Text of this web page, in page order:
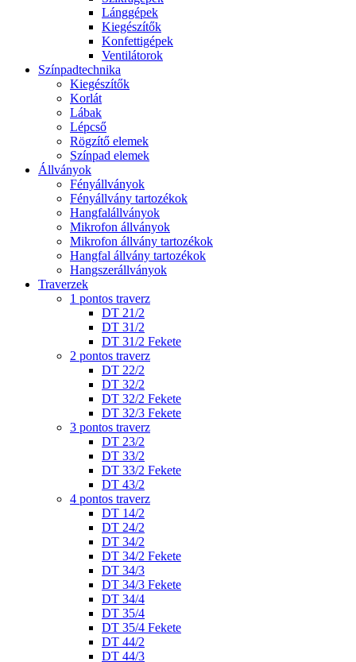
Lánggépek
Kiegészítők
Konfettigépek
Ventilátorok
Színpadtechnika
Kiegészítők
Korlát
Lábak
Lépcső
Rögzítő elemek
Színpad elemek
Állványok
Fényállványok
Fényállvány tartozékok
Hangfalállványok
Mikrofon állványok
Mikrofon állvány tartozékok
Hangfal állvány tartozékok
Hangszerállványok
Traverzek
1 pontos traverz
DT 21/2
DT 31/2
DT 31/2 Fekete
2 pontos traverz
DT 22/2
DT 32/2
DT 32/2 Fekete
DT 32/3 Fekete
3 pontos traverz
DT 23/2
DT 33/2
DT 33/2 Fekete
DT 43/2
4 pontos traverz
DT 14/2
DT 24/2
DT 34/2
DT 34/2 Fekete
DT 34/3
DT 34/3 Fekete
DT 34/4
DT 35/4
DT 35/4 Fekete
DT 44/2
DT 44/3